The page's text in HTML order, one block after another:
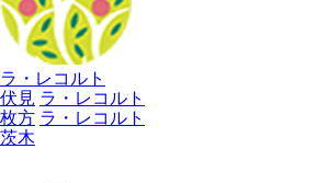
ラ・レコルト
伏見 ラ・レコルト
枚方 ラ・レコルト
茨木